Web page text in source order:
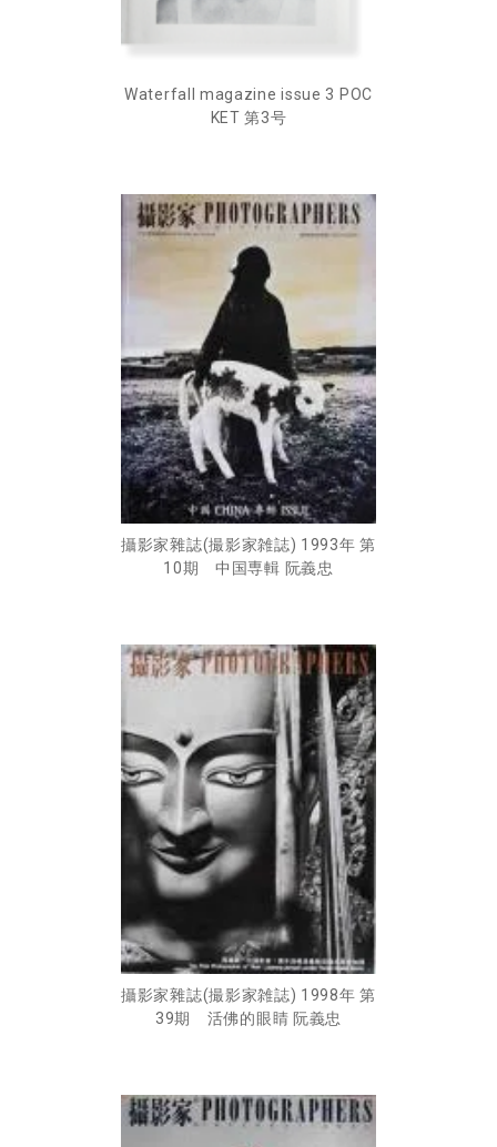
Waterfall magazine issue 3 POC
KET 第3号
攝影家雜誌(撮影家雑誌) 1993年 第
10期 中国専輯 阮義忠
攝影家雜誌(撮影家雑誌) 1998年 第
39期 活佛的眼睛 阮義忠